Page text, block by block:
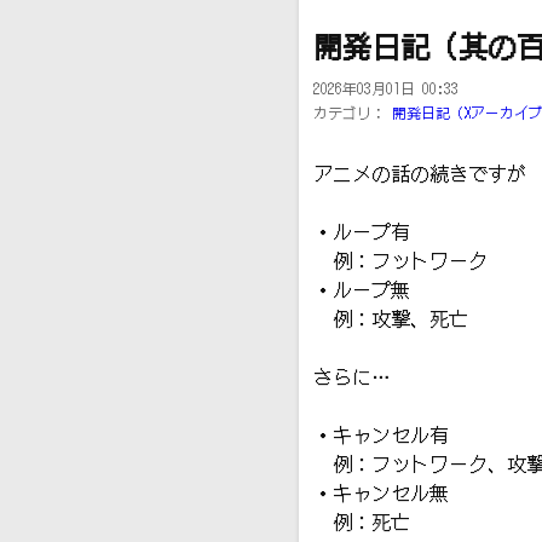
開発日記（其の
2026年03月01日 00:33
カテゴリ：
開発日記（Xアーカイブ
アニメの話の続きですが
・ループ有
例：フットワーク
・ループ無
例：攻撃、死亡
さらに…
・キャンセル有
例：フットワーク、攻
・キャンセル無
例：死亡